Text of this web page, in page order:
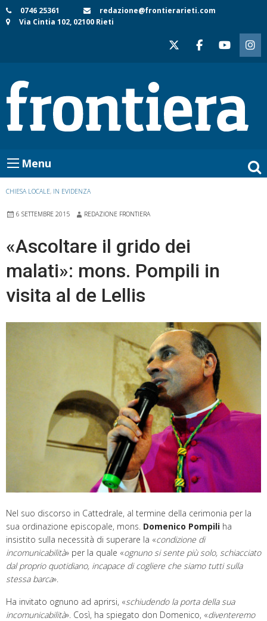
Skip
to
0746 25361
redazione@frontierarieti.com
Via Cintia 102, 02100 Rieti
Menu
CHIESA LOCALE, IN EVIDENZA
6 SETTEMBRE 2015 REDAZIONE FRONTIERA
«Ascoltare il grido dei
malati»: mons. Pompili in
visita al de Lellis
Nel suo discorso in Cattedrale, al termine della cerimonia per la
sua ordinazione episcopale, mons. Domenico Pompili ha
insistito sulla necessità di superare la «condizione di
incomunicabilità» per la quale «ognuno si sente più solo, schiacciato
dal proprio quotidiano, incapace di cogliere che siamo tutti sulla
stessa barca».
Ha invitato ognuno ad aprirsi, «schiudendo la porta della sua
incomunicabilità». Così, ha spiegato don Domenico, «diventeremo